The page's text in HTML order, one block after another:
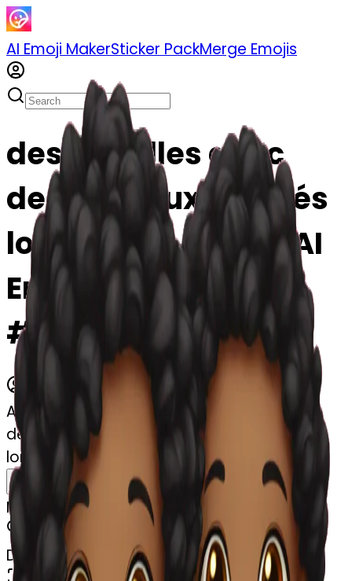
AI Emoji MakerSticker PackMerge Emojis
des jumelles avec
des cheveux bouclés
longs noire emoji | AI
Emoji Maker
#u0gby2TqzVFY
AI Emoji Maker
des jumelles avec des cheveux bouclés
longs noire
MODEL
Emoji
DIMENSIONS